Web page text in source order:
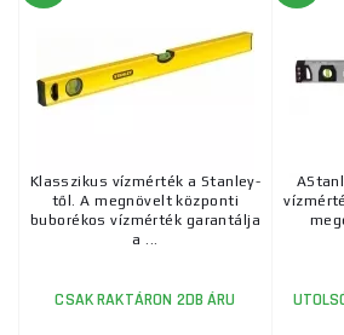
Klasszikus vízmérték a Stanley-
től. A megnövelt központi
buborékos vízmérték garantálja
a ...
CSAK RAKTÁRON 2DB ÁRU